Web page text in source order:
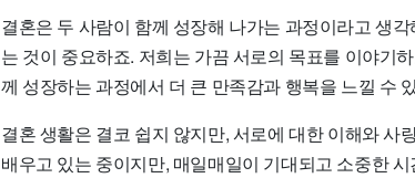
결혼은 두 사람이 함께 성장해 나가는 과정이라고 생
는 것이 중요하죠. 저희는 가끔 서로의 목표를 이야기
께 성장하는 과정에서 더 큰 만족감과 행복을 느낄 수
결혼 생활은 결코 쉽지 않지만, 서로에 대한 이해와 사
배우고 있는 중이지만, 매일매일이 기대되고 소중한